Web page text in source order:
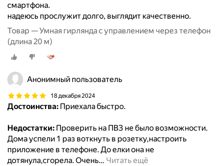
смартфона.
надеюсь прослужит долго, выглядит качественно.
Товар — Умная гирлянда с управлением через телефон
(длина 20 м)
Анонимный пользователь
18 декабря 2024
Достоинства: Приехала быстро.
Недостатки: Проверить на ПВЗ не было возможности.
Дома успели 1 раз воткнуть в розетку,настроить
приложение в телефоне. До елки она не
дотянула,сгорела. Очень… Читать ещё